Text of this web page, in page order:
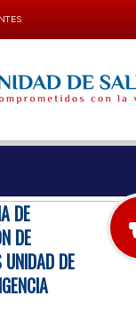
DE
DE
UNIDAD DE